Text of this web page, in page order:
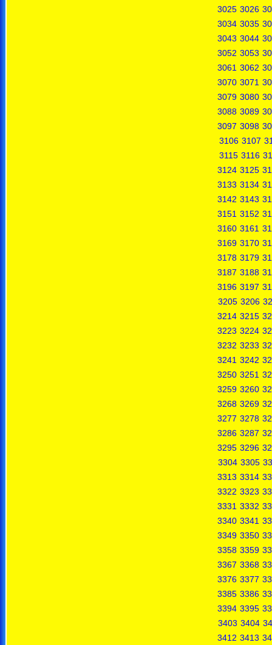
3025 3026
3034 3035
3043 3044
3052 3053
3061 3062
3070 3071
3079 3080
3088 3089
3097 3098
3106 3107
3115 3116
3124 3125
3133 3134
3142 3143
3151 3152
3160 3161
3169 3170
3178 3179
3187 3188
3196 3197
3205 3206
3214 3215
3223 3224
3232 3233
3241 3242
3250 3251
3259 3260
3268 3269
3277 3278
3286 3287
3295 3296
3304 3305
3313 3314
3322 3323
3331 3332
3340 3341
3349 3350
3358 3359
3367 3368
3376 3377
3385 3386
3394 3395
3403 3404
3412 3413